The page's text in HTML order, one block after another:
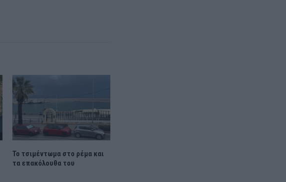
Το τσιμέντωμα στο ρέμα και
τα επακόλουθα του